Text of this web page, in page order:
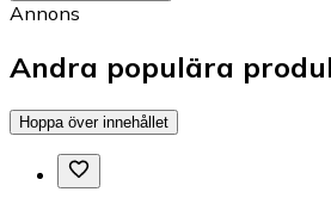
Annons
Andra populära
Hoppa över innehållet